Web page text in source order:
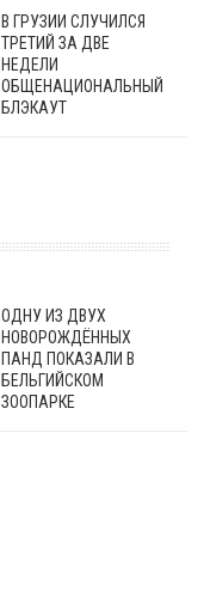
В ГРУЗИИ СЛУЧИЛСЯ
ТРЕТИЙ ЗА ДВЕ
НЕДЕЛИ
ОБЩЕНАЦИОНАЛЬНЫЙ
БЛЭКАУТ
ОДНУ ИЗ ДВУХ
НОВОРОЖДЁННЫХ
ПАНД ПОКАЗАЛИ В
БЕЛЬГИЙСКОМ
ЗООПАРКЕ